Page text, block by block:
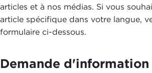
articles et à nos médias. Si vous
article spécifique dans votre langue,
formulaire ci-dessous.
Demande d'information